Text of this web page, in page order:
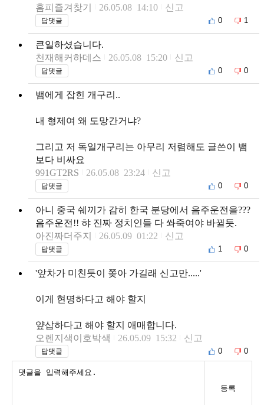
홈피즐겨찾기
26.05.08 14:10 신고
답댓글 0 1
큰일하셨습니다.
천재해커하데스
26.05.08 15:20 신고
답댓글 0 0
뱀에게 잡힌 개구리..
내 형제여 왜 도망간거냐?
그리고 저 독일개구리는 아무리 저렴해도 글쓴이 뱀
보다 비싸요
991GT2RS
26.05.08 23:24 신고
답댓글 0 0
아니 중국 쉐끼가 감히 한국 분당에서 음주운전을???
음주운전!! 햐 진짜 정치인들 다 쏴죽여야 바뀔듯.
아진짜더주지
26.05.09 01:22 신고
답댓글 1 0
'앞차가 미친듯이 쫒아 가길래 신고만.....'
이게 현명하다고 해야 할지
얖삽하다고 해야 할지 애매합니다.
오렌지색이호박색
26.05.09 15:32 신고
답댓글 0 0
등록